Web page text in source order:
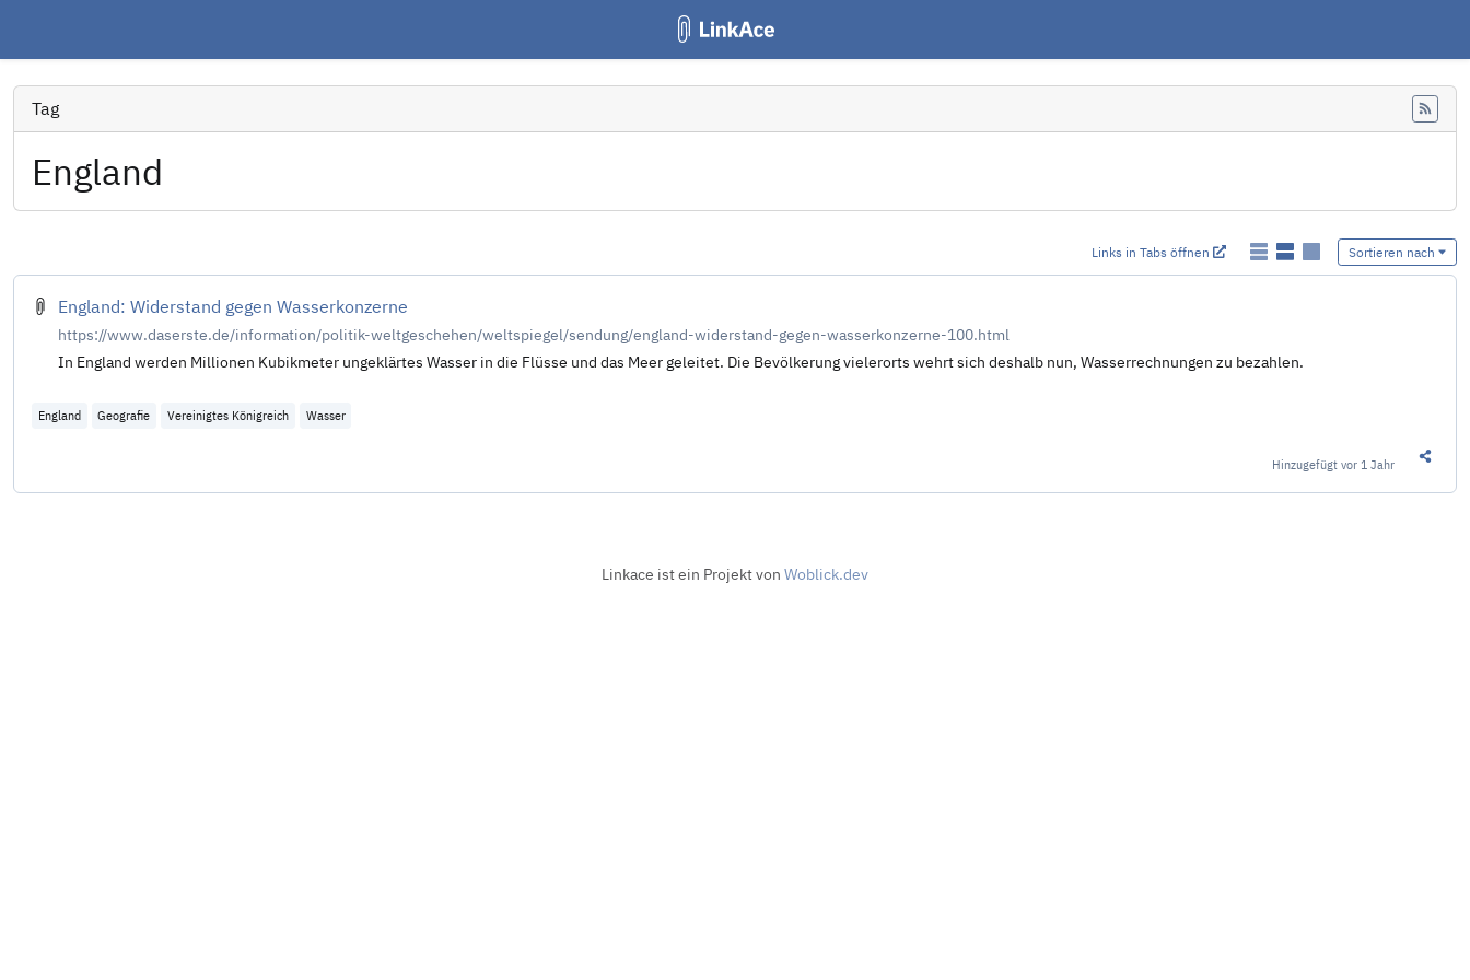
Tag
England
Links in Tabs öffnen Sortieren nach
England: Widerstand gegen Wasserkonzerne
https://www.daserste.de/information/politik-weltgeschehen/weltspiegel/sendung/england-widerstand-gegen-wasserkonzerne-100.html
In England werden Millionen Kubikmeter ungeklärtes Wasser in die Flüsse und das Meer geleitet. Die Bevölkerung vielerorts wehrt sich deshalb nun, Wasserrechnungen zu bezahlen.
England Geografie Vereinigtes Königreich Wasser
Hinzugefügtvor 1 Jahr
Linkace ist ein Projekt von Woblick.dev